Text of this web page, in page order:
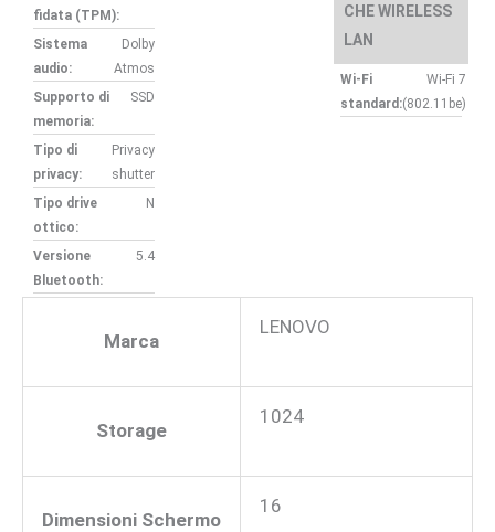
fidata (TPM):
Sistema
audio:
Dolby
Atmos
Supporto di
memoria:
SSD
Tipo di
privacy:
Privacy
shutter
Tipo drive
ottico:
N
Versione
Bluetooth:
5.4
CHE WIRELESS
LAN
Wi-Fi
standard:
Wi-Fi 7
(802.11be)
Marca
LENOVO
Storage
1024
Dimensioni Schermo
16